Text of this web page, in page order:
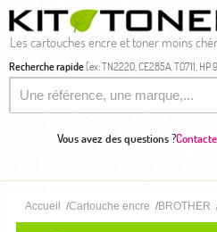
Les cartouches encre et toner moins
Recherche rapide(ex: TN2220, CE285A, T0711, HP
Vous avez des questions ?
Accueil Cartouche encre BROTHER